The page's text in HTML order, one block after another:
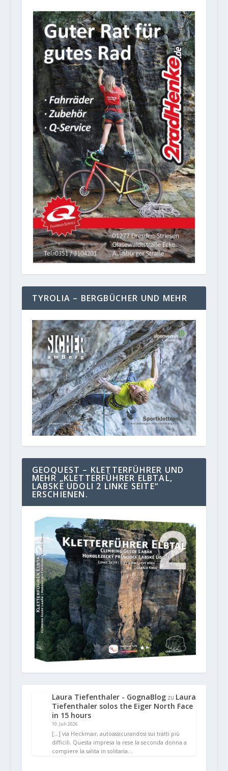
TYROLIA – BERGBÜCHER UND MEHR
GEOQUEST – KLETTERFÜHRER UND
MEHR „KLETTERFÜHRER ELBTAL,
LABSKE UDOLI 2 LINKE SEITE“
ERSCHIENEN.
Laura Tiefenthaler - GognaBlogzu Laura
Tiefenthaler solos the Eiger North Face
in 15 hours
10. Juli 2026
[…] via Heckmair, autoassicurandosi sui tratti più
difficili. Questa impresa la rese la seconda donna a
compiere la salita in solitaria…